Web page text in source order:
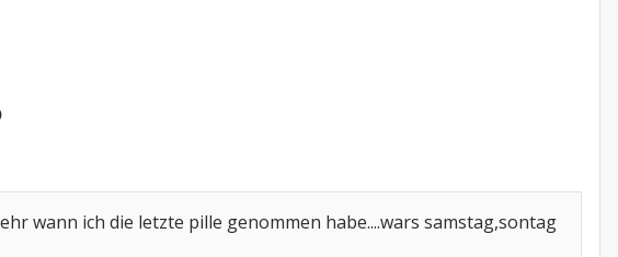
wann ich die letzte pille genommen habe....wars samstag,sontag